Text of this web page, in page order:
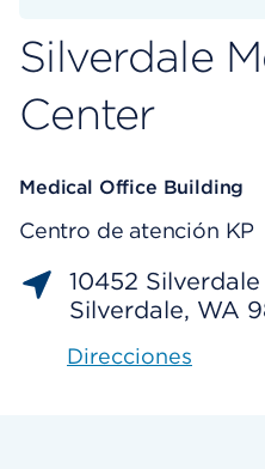
Silverdale
Center
Medical Office Building
Centro de atención KP
10452
Silverdale, WA
Direcciones